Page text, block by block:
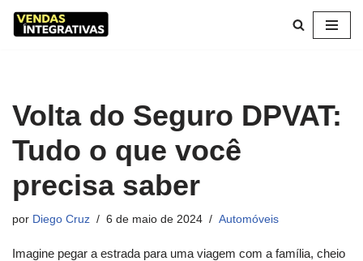
conteúdo
Volta do Seguro DPVAT:
Tudo o que você
precisa saber
por Diego Cruz 6 de maio de 2024 Automóveis
Imagine pegar a estrada para uma viagem com a família, cheio